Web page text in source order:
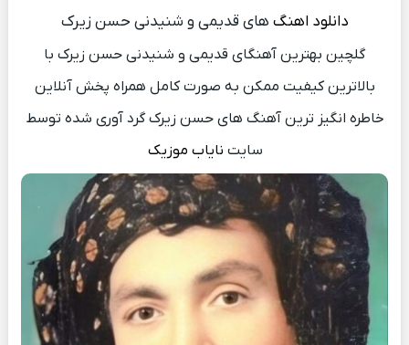
دانلود اهنگ های قدیمی و شنیدنی حسن زیرک
گلچین بهترین آهنگای قدیمی و شنیدنی حسن زیرک با
بالاترین کیفیت ممکن به صورت کامل همراه پخش آنلاین
خاطره انگیز ترین آهنگ های حسن زیرک گرد آوری شده توسط
سایت نایاب موزیک